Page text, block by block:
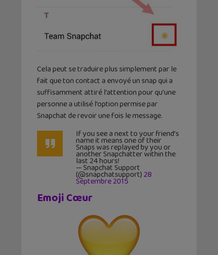
Cela peut se traduire plus simplement par le
fait que ton contact a envoyé un snap qui a
suffisamment attiré l’attention pour qu’une
personne a utilisé l’option permise par
Snapchat de revoir une fois le message.
If you see a next to your friend’s
name it means one of their
Snaps was replayed by you or
another Snapchatter within the
last 24 hours!
— Snapchat Support
(@snapchatsupport) 28
Septembre 2015
Emoji Cœur